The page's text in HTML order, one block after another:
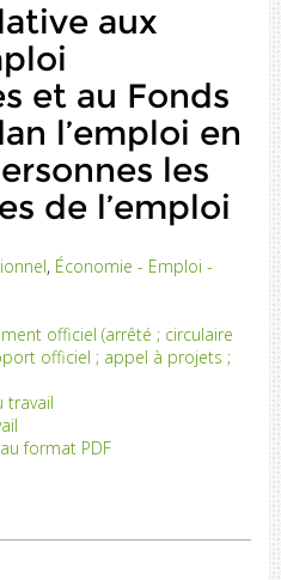
aux
et au Fonds
l’emploi en
les
de l’emploi
, Économie - Emploi -
officiel (arrêté ; circulaire
officiel ; appel à projets ;
travail
format PDF